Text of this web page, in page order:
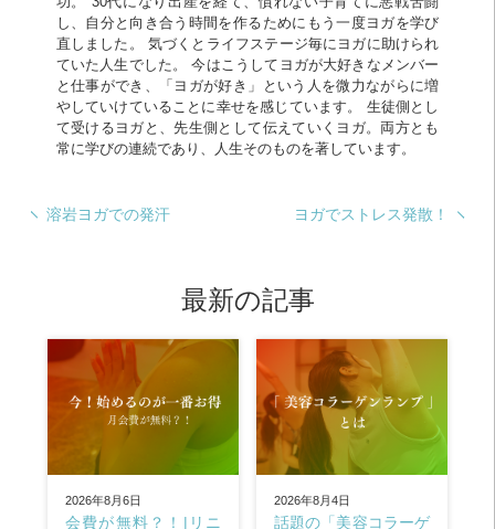
し、自分と向き合う時間を作るためにもう一度ヨガを学び
直しました。 気づくとライフステージ毎にヨガに助けられ
ていた人生でした。 今はこうしてヨガが大好きなメンバー
と仕事ができ、「ヨガが好き」という人を微力ながらに増
やしていけていることに幸せを感じています。 生徒側とし
て受けるヨガと、先生側として伝えていくヨガ。両方とも
常に学びの連続であり、人生そのものを著しています。
溶岩ヨガでの発汗 ヨガでストレス発散！
最新の記事
2026年8月6日
会費が無料？！|リニ
2026年8月4日
話題の「美容コラーゲ